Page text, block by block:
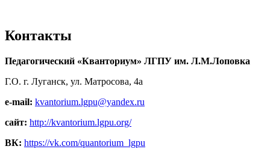
Контакты
Педагогический «Кванториум» ЛГПУ им. Л.М.Лоповка
Г.О. г. Луганск, ул. Матросова, 4а
e-mail: kvantorium.lgpu@yandex.ru
сайт: http://kvantorium.lgpu.org/
ВК: https://vk.com/quantorium_lgpu